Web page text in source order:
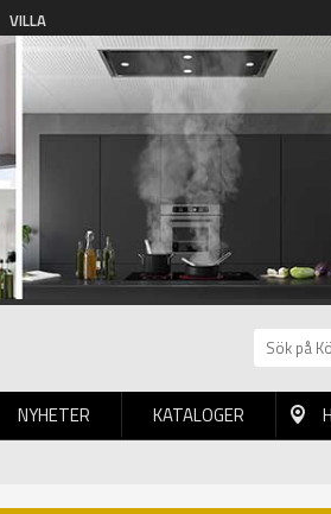
VILLA
NYHETER KATALOGER